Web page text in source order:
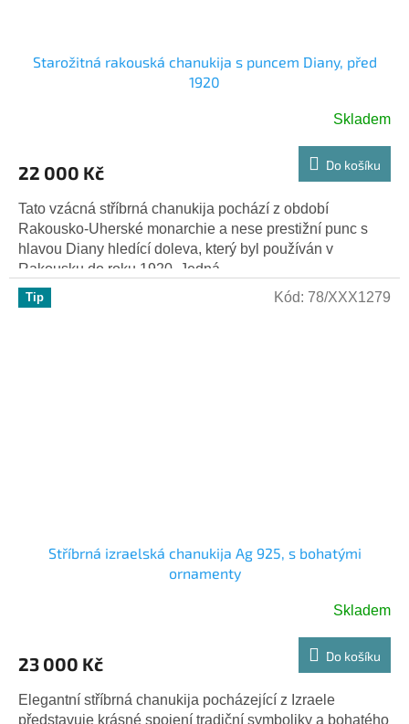
Starožitná rakouská chanukija s puncem Diany, před
1920
Skladem
22 000 Kč Do košíku
Tato vzácná stříbrná chanukija pochází z období
Rakousko-Uherské monarchie a nese prestižní punc s
hlavou Diany hledící doleva, který byl používán v
Rakousku do roku 1920. Jedná...
Tip
Stříbrná izraelská chanukija Ag 925, s bohatými
ornamenty
Skladem
23 000 Kč Do košíku
Elegantní stříbrná chanukija pocházející z Izraele
představuje krásné spojení tradiční symboliky a bohatého
Kód: 78/XXX1279